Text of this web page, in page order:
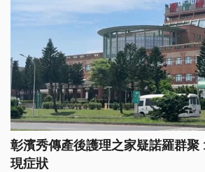
彰濱秀傳產後護理之家疑諾羅群聚
現症狀